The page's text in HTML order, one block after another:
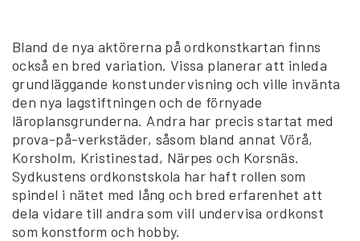
Bland de nya aktörerna på ordkonstkartan finns
också en bred variation. Vissa planerar att inleda
grundläggande konstundervisning och ville invänta
den nya lagstiftningen och de förnyade
läroplansgrunderna. Andra har precis startat med
prova-på-verkstäder, såsom bland annat Vörå,
Korsholm, Kristinestad, Närpes och Korsnäs.
Sydkustens ordkonstskola har haft rollen som
spindel i nätet med lång och bred erfarenhet att
dela vidare till andra som vill undervisa ordkonst
som konstform och hobby.